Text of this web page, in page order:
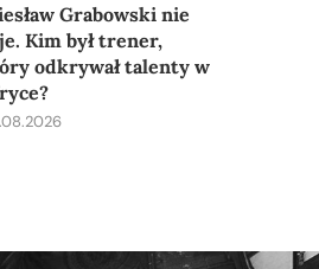
Grabowski nie
Kim był trener,
odkrywał talenty w